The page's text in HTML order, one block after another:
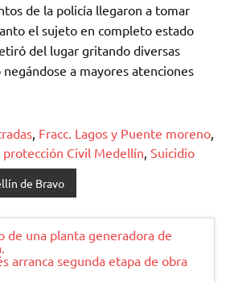
de la policía llegaron a tomar
el sujeto en completo estado
del lugar gritando diversas
a mayores atenciones
, Fracc. Lagos y Puente moreno,
protección Civil Medellín, Suicidio
de Bravo
de una planta generadora de
arranca segunda etapa de obra